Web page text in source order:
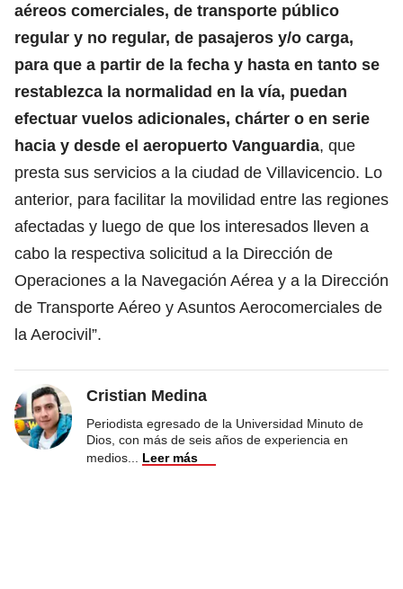
aéreos comerciales, de transporte público
regular y no regular, de pasajeros y/o carga,
para que a partir de la fecha y hasta en tanto se
restablezca la normalidad en la vía, puedan
efectuar vuelos adicionales, chárter o en serie
hacia y desde el aeropuerto Vanguardia, que
presta sus servicios a la ciudad de Villavicencio. Lo
anterior, para facilitar la movilidad entre las regiones
afectadas y luego de que los interesados lleven a
cabo la respectiva solicitud a la Dirección de
Operaciones a la Navegación Aérea y a la Dirección
de Transporte Aéreo y Asuntos Aerocomerciales de
la Aerocivil”.
Cristian Medina
Periodista egresado de la Universidad Minuto de
Dios, con más de seis años de experiencia en
medios
Leer más